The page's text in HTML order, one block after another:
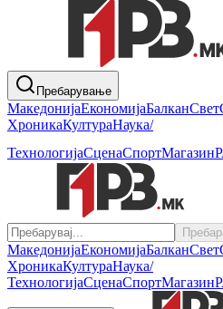
Пребарување
МакедонијаЕкономијаБалканСвет
ХроникаКултураНаука/
ТехнологијаСценаСпортМагазин
МакедонијаЕкономијаБалканСвет
ХроникаКултураНаука/
ТехнологијаСценаСпортМагазин